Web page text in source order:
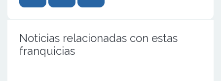
Noticias relacionadas con estas
franquicias